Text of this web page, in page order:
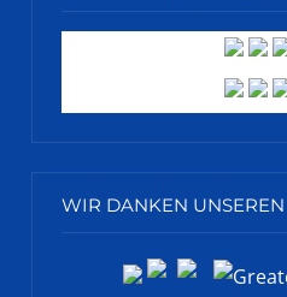
WIR DANKEN